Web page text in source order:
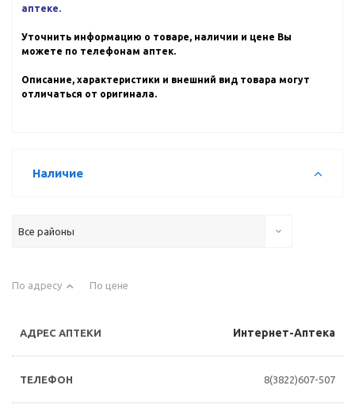
аптеке.
Уточнить информацию о товаре, наличии и цене Вы
можете по телефонам аптек.
Описание, характеристики и внешний вид товара могут
отличаться от оригинала.
Наличие
Все районы
По адресу По цене
Интернет-Аптека
8(3822)607-507